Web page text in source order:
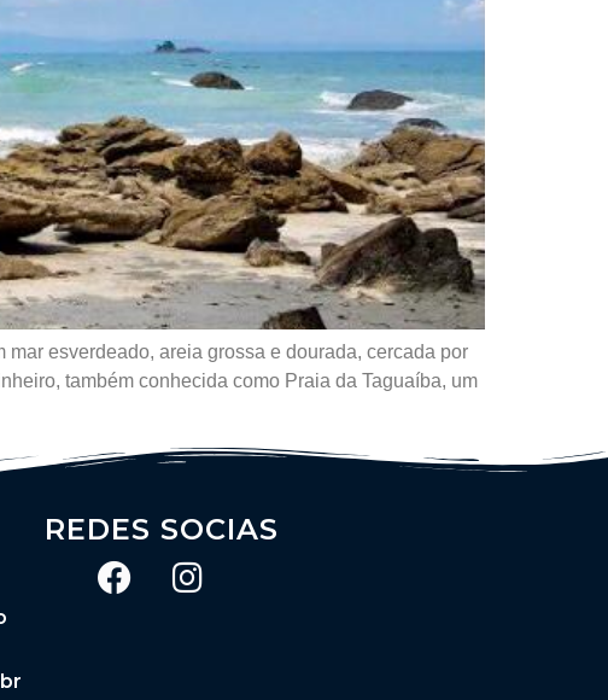
esverdeado, areia grossa e dourada, cercada por
também conhecida como Praia da Taguaíba, um
REDES SOCIAS